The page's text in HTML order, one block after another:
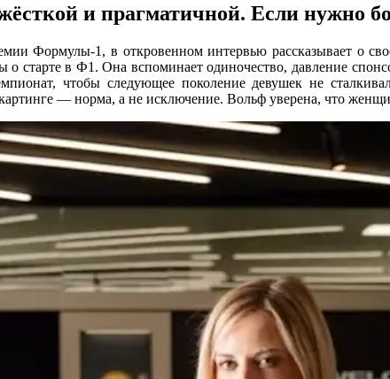
и прагматичной. Если нужно
Формулы-1, в откровенном интервью рассказывает о
о старте в Ф1. Она вспоминает одиночество, давление
чтобы следующее поколение девушек не
— норма, а не исключение. Вольф уверена, что